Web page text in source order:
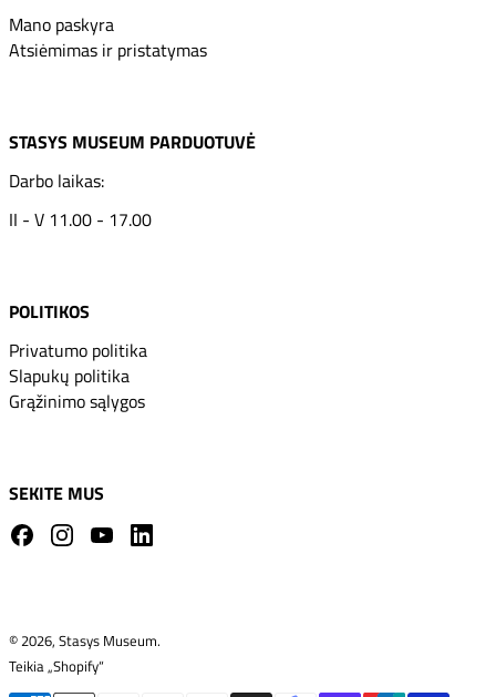
Mano paskyra
Atsiėmimas ir pristatymas
STASYS MUSEUM PARDUOTUVĖ
Darbo laikas:
II - V 11.00 - 17.00
POLITIKOS
Privatumo politika
Slapukų politika
Grąžinimo sąlygos
SEKITE MUS
FacebookInstagram
YouTube
© 2026, Stasys Museum.
Teikia „Shopify“